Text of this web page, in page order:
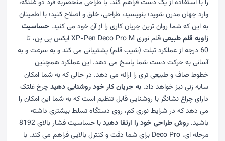
را با استفاده از یک دست فراهم کند. با طراحی منحصربه فرد دو غلتکه،
وارد جهان مدرن شوید؛ بنویسید، طراحی، خلق و اصلاح کنید؛ با اطمینان
به این که شما روان ترین جریان کاری را از آن خود می کنید. حساسیت
زاویه قلم طبیعی
قلم نوری XP-Pen Deco Pro M ایکس پی پن، تا
60 درجه از عملکرد تبلت (شیب قلم) پشتیبانی می کند و به سرعت و به
آسانی به حرکت دست شما پاسخ می دهد. این عملکرد همچنین
خطوط صاف و طبیعی تری را ارائه می دهد. در حالی که به شما امکان
سایه زنی نیز خواهد داد. به جریان کار خود روشنایی دهیدچرخ غلتک
دارای چراغ نشانگر با روشنایی قابل تنظیم است که به شما این امکان را
می دهد که در شرایط نوری کم، روی دستگاه تسلط بیشتری داشته
باشید. روش طراحی خود را ارتقا دهید
با حساسیت فشار بالای 8192
مرحله ای، Deco Pro برای شما دقت و کنترل بالایی فراهم می کند. با